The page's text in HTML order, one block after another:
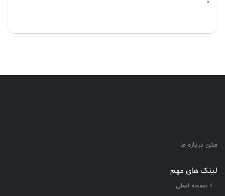
متن درباره ما
لینک های مهم
صفحه اصلی